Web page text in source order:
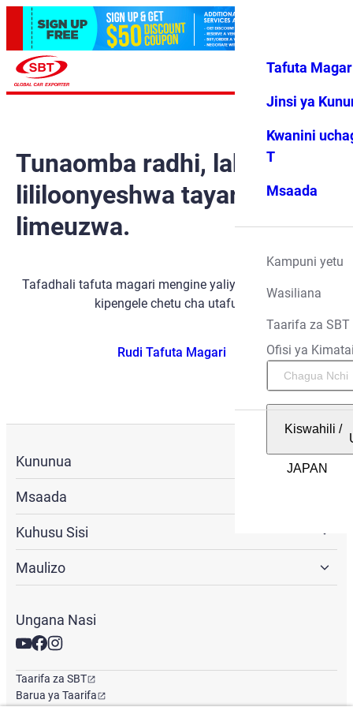
Vipendwa
Menyu
Tafuta
Jinsi ya
Kwanini
T
Msaada
Kampuni yetu
Wasiliana
Taarifa za SBT
Ofisi ya
Kiswahili /
Tunaomba radhi, lakini gari
lililoonyeshwa tayari
limeuzwa.
Tafadhali tafuta magari mengine yaliyopo kwa kutumia
kipengele chetu cha utafutaji.
Rudi Tafuta Magari
Kununua
Msaada
Kuhusu Sisi
Maulizo
Ungana Nasi
Taarifa za SBT
Barua ya Taarifa